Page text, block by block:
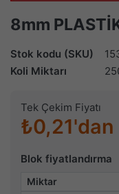
8mm
Stok kodu (SKU)
Koli Miktarı
Tek Çekim Fiyatı
₺0,21'dan
Blok fiyatlandırma
Miktar